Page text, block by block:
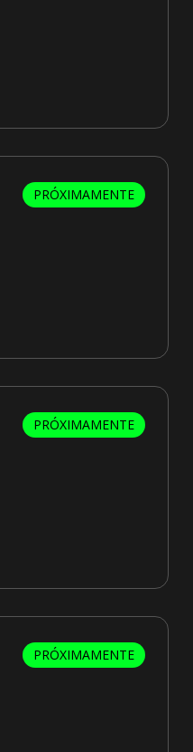
PRÓXIMAMENTE
PRÓXIMAMENTE
PRÓXIMAMENTE